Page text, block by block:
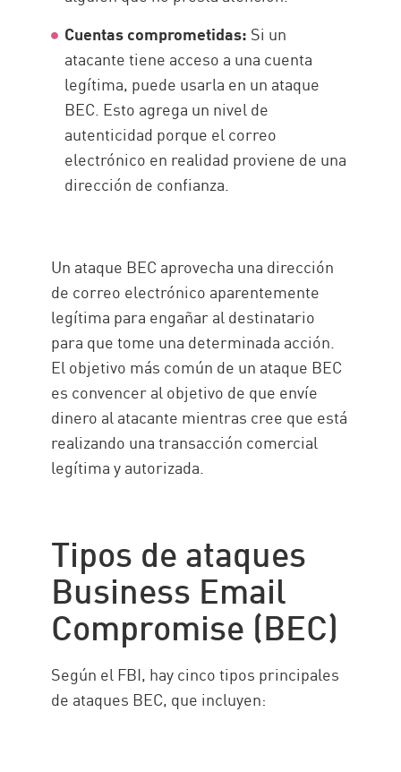
Cuentas comprometidas: Si un
atacante tiene acceso a una cuenta
legítima, puede usarla en un ataque
BEC. Esto agrega un nivel de
autenticidad porque el correo
electrónico en realidad proviene de una
dirección de confianza.
Un ataque BEC aprovecha una dirección
de correo electrónico aparentemente
legítima para engañar al destinatario
para que tome una determinada acción.
El objetivo más común de un ataque BEC
es convencer al objetivo de que envíe
dinero al atacante mientras cree que está
realizando una transacción comercial
legítima y autorizada.
Tipos de ataques
Business Email
Compromise (BEC)
Según el FBI, hay cinco tipos principales
de ataques BEC, que incluyen: